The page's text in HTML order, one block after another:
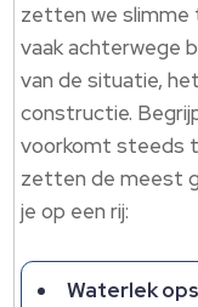
zetten we slimme
vaak achterwege
van de situatie,
constructie.
voorkomt steeds
zetten de meest
je op een rij:
Waterlek